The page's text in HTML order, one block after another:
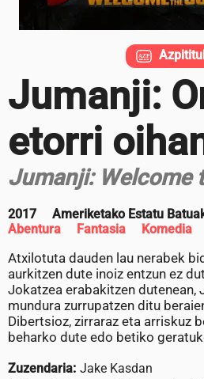
Jumanji:
etorri
Jumanji: Welcome
2017 Ameriketako Estatu
Abentura
Fantasia Komedia
Atxilotuta dauden lau nerabek
aurkitzen dute inoiz entzun ez
Jokatzea erabakitzen dutenean,
mundura zurrupatzen ditu
Dibertsioz, zirraraz eta arriskuz
beharko dute edo betiko
Zuzendaria: Jake Kasdan